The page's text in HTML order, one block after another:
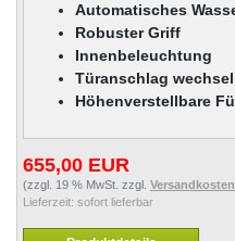
Automatisches
Robuster Griff
Innenbeleuchtung
Türanschlag
Höhenverstellbare
655,00 EUR
(zzgl. 19 % MwSt. zzgl. Versandkosten
Lieferzeit: sofort lieferbar